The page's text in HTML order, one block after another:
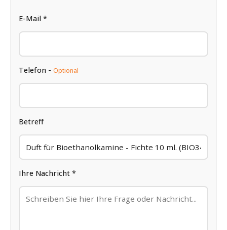
E-Mail *
Telefon - Optional
Betreff
Ihre Nachricht *